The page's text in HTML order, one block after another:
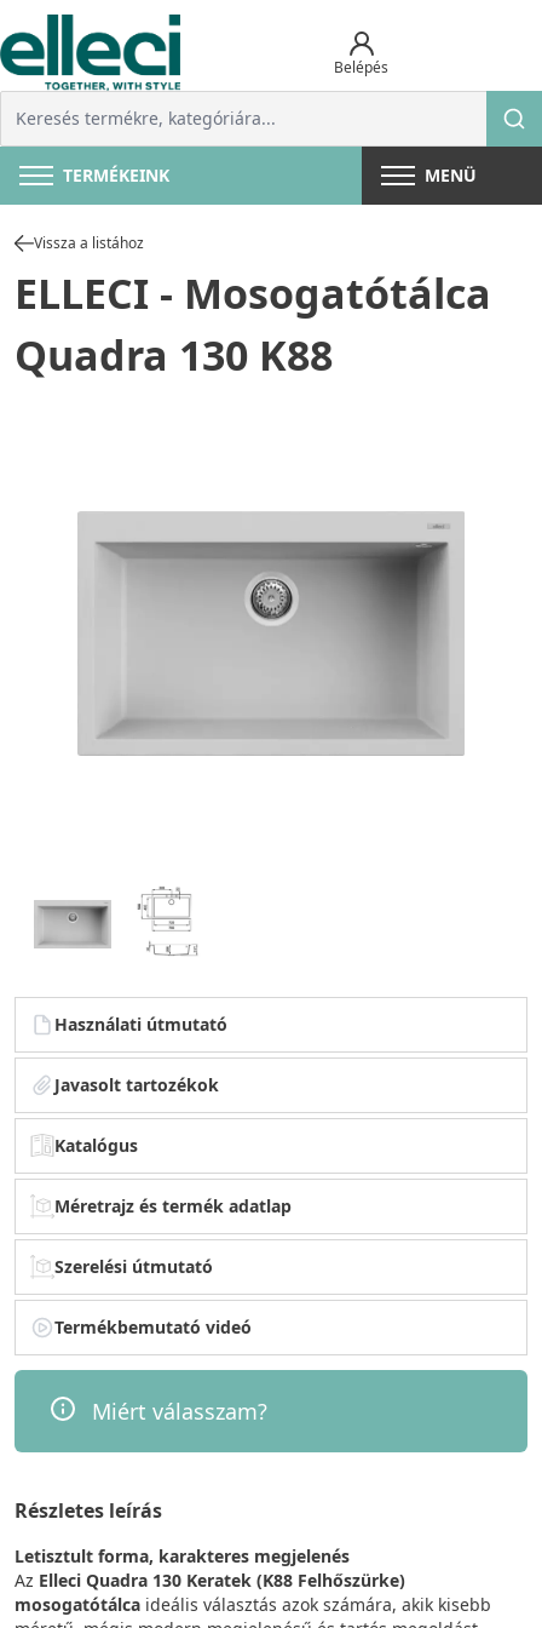
Belépés
TERMÉKEINK MENÜ
Vissza a listához
ELLECI - Mosogatótálca
Quadra 130 K88
Használati útmutató
Javasolt tartozékok
Katalógus
Méretrajz és termék adatlap
Szerelési útmutató
Termékbemutató videó
Miért válasszam?
Részletes leírás
Letisztult forma, karakteres megjelenés
Az Elleci Quadra 130 Keratek (K88 Felhőszürke)
mosogatótálca ideális választás azok számára, akik kisebb